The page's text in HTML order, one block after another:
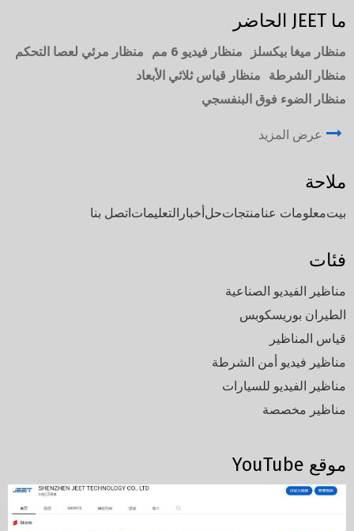
ما JEET الحاضر
منظار ميغا بيكسلز منظار فيديو 6 مم
منظار مرئي لعصا التحكم
منظار الشرطة
منظار قياس ثلاثي الأبعاد
منظار الضوء فوق البنفسجي
عرض المزيد
ملاحة
بيتمعلومات عنامنتجاتحلأخبار التعليماتاتصل بنا
فئات
مناظير الفيديو الصناعية
الطيران بوريسكوبس
قياس المناظير
مناظير فيديو أمن الشرطة
مناظير الفيديو للسيارات
مناظير مخصصة
موقع YouTube